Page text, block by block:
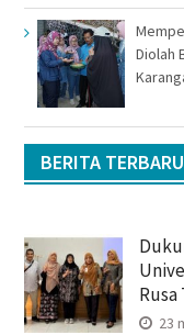
Diolah
BERITA TERBARU
23